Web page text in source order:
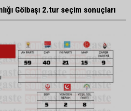
Gölbaşı 2.tur seçim sonuçları